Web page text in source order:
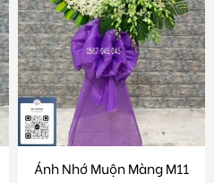
Ánh Nhớ Muộn Màng M11